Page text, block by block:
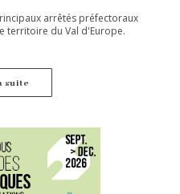
arrêtés préfectoraux
territoire du Val d'Europe.
suite